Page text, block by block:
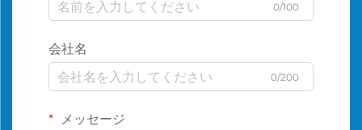
0/100
会社名
0/200
メッセージ